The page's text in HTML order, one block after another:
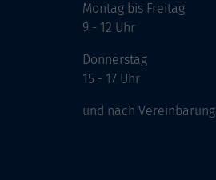
Montag bis Freitag
9 - 12 Uhr
Donnerstag
15 - 17 Uhr
und nach Vereinbarung